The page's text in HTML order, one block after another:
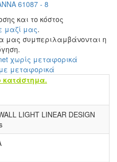
και το κόστος
μαζί μας.
μας συμπεριλαμβάνονται η
χωρίς μεταφορικά
μεταφορικά
κατάστημα.
LIGHT LINEAR DESIGN